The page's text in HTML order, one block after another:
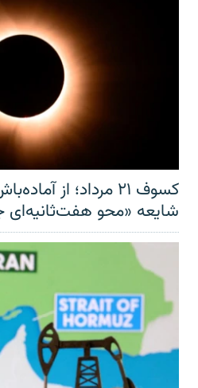
کسوف ۲۱ مرداد؛ از
شایعه «محو هفت‌ثانیه‌ای